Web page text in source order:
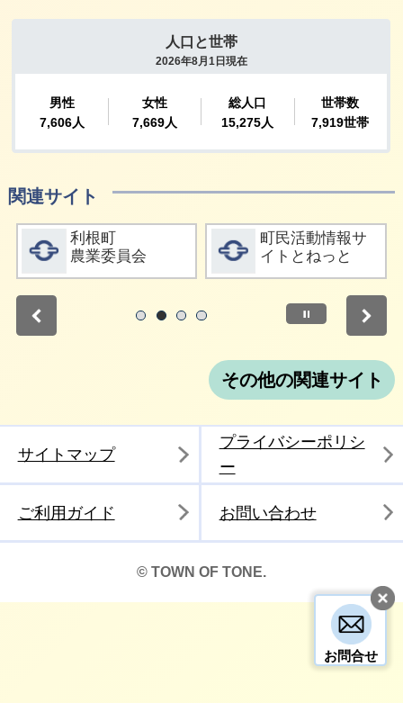
お問合せ
関連サイト
詳細をみる
利根町
農業委員会
詳細をみる
町民活動情報サ
イトとねっと
停止
その他の関連サイト
サイトマップ
プライバシーポリシ
ー
ご利用ガイド お問い合わせ
© TOWN OF TONE.